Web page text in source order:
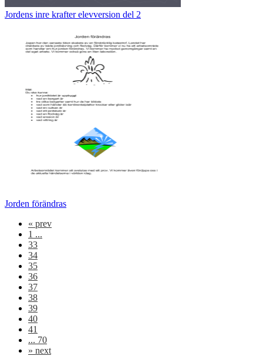
Jordens inre krafter elevversion del 2
Jorden förändras
« prev
1 ...
33
34
35
36
37
38
39
40
41
... 70
» next